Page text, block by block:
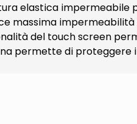
elastica
massima impermeabilità
del touch screen
permette di proteggere